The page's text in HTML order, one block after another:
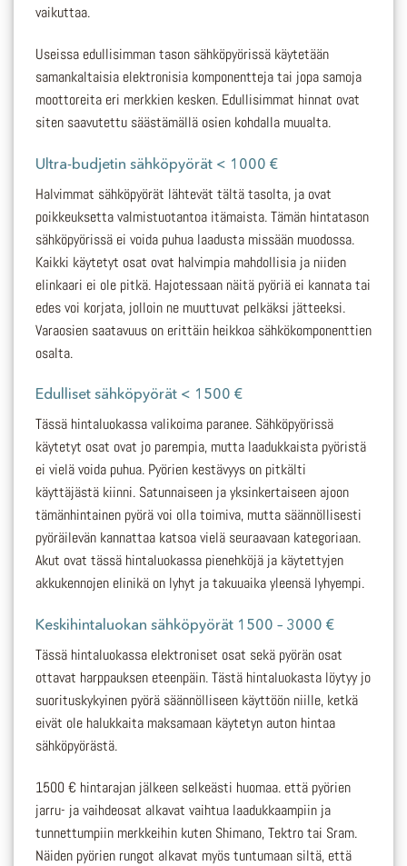
vaikuttaa.
Useissa edullisimman tason sähköpyörissä käytetään
samankaltaisia elektronisia komponentteja tai jopa samoja
moottoreita eri merkkien kesken. Edullisimmat hinnat ovat
siten saavutettu säästämällä osien kohdalla muualta.
Ultra-budjetin sähköpyörät < 1000 €
Halvimmat sähköpyörät lähtevät tältä tasolta, ja ovat
poikkeuksetta valmistuotantoa itämaista. Tämän hintatason
sähköpyörissä ei voida puhua laadusta missään muodossa.
Kaikki käytetyt osat ovat halvimpia mahdollisia ja niiden
elinkaari ei ole pitkä. Hajotessaan näitä pyöriä ei kannata tai
edes voi korjata, jolloin ne muuttuvat pelkäksi jätteeksi.
Varaosien saatavuus on erittäin heikkoa sähkökomponenttien
osalta.
Edulliset sähköpyörät < 1500 €
Tässä hintaluokassa valikoima paranee. Sähköpyörissä
käytetyt osat ovat jo parempia, mutta laadukkaista pyöristä
ei vielä voida puhua. Pyörien kestävyys on pitkälti
käyttäjästä kiinni. Satunnaiseen ja yksinkertaiseen ajoon
tämänhintainen pyörä voi olla toimiva, mutta säännöllisesti
pyöräilevän kannattaa katsoa vielä seuraavaan kategoriaan.
Akut ovat tässä hintaluokassa pienehköjä ja käytettyjen
akkukennojen elinikä on lyhyt ja takuuaika yleensä lyhyempi.
Keskihintaluokan sähköpyörät 1500 – 3000 €
Tässä hintaluokassa elektroniset osat sekä pyörän osat
ottavat harppauksen eteenpäin. Tästä hintaluokasta löytyy jo
suorituskykyinen pyörä säännölliseen käyttöön niille, ketkä
eivät ole halukkaita maksamaan käytetyn auton hintaa
sähköpyörästä.
1500 € hintarajan jälkeen selkeästi huomaa. että pyörien
jarru- ja vaihdeosat alkavat vaihtua laadukkaampiin ja
tunnettumpiin merkkeihin kuten Shimano, Tektro tai Sram.
Näiden pyörien rungot alkavat myös tuntumaan siltä, että